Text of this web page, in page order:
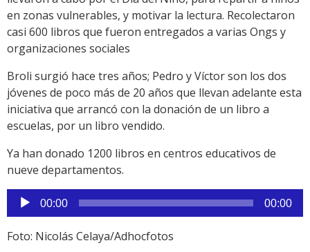
en zonas vulnerables, y motivar la lectura. Recolectaron
casi 600 libros que fueron entregados a varias Ongs y
organizaciones sociales
Broli surgió hace tres años; Pedro y Víctor son los dos
jóvenes de poco más de 20 años que llevan adelante esta
iniciativa que arrancó con la donación de un libro a
escuelas, por un libro vendido.
Ya han donado 1200 libros en centros educativos de
nueve departamentos.
Reproductor
de
audio
00:00 00:00
Foto: Nicolás Celaya/Adhocfotos